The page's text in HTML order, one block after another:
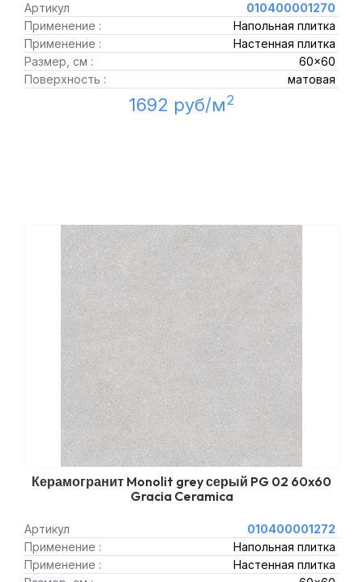
Артикул
010400001270
Применение :
Напольная плитка
Применение :
Настенная плитка
Размер, см :
60x60
Поверхность :
матовая
1692 руб/м2
Керамогранит Monolit grey серый PG 02 60x60
Gracia Ceramica
Артикул
010400001272
Применение :
Напольная плитка
Применение :
Настенная плитка